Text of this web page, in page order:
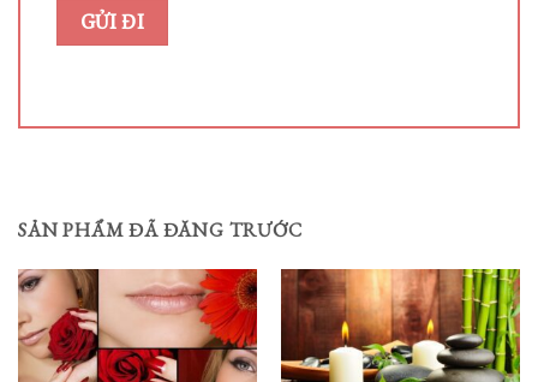
SẢN PHẨM ĐÃ ĐĂNG TRƯỚC